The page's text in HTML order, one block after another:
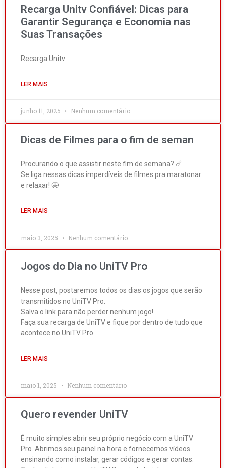
Recarga Unitv Confiável: Dicas para
Garantir Segurança e Economia nas
Suas Transações
Recarga Unitv
LER MAIS
junho 11, 2025 Nenhum comentário
Dicas de Filmes para o fim de seman
Procurando o que assistir neste fim de semana? ☄️
Se liga nessas dicas imperdíveis de filmes pra maratonar
e relaxar! 🤩
LER MAIS
maio 3, 2025 Nenhum comentário
Jogos do Dia no UniTV Pro
Nesse post, postaremos todos os dias os jogos que serão
transmitidos no UniTV Pro.
Salva o link para não perder nenhum jogo!
Faça sua recarga de UniTV e fique por dentro de tudo que
acontece no UniTV Pro.
LER MAIS
maio 1, 2025 Nenhum comentário
Quero revender UniTV
É muito simples abrir seu próprio negócio com a UniTV
Pro. Abrimos seu painel na hora e fornecemos vídeos
ensinando como instalar, gerar códigos e gerar contas.